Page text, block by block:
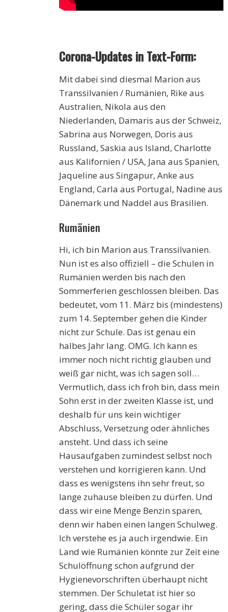
Corona-Updates in Text-Form:
Mit dabei sind diesmal Marion aus
Transsilvanien / Rumänien, Rike aus
Australien, Nikola aus den
Niederlanden, Damaris aus der Schweiz,
Sabrina aus Norwegen, Doris aus
Russland, Saskia aus Island, Charlotte
aus Kalifornien / USA, Jana aus Spanien,
Jaqueline aus Singapur, Anke aus
England, Carla aus Portugal, Nadine aus
Dänemark und Naddel aus Brasilien.
Rumänien
Hi, ich bin Marion aus Transsilvanien.
Nun ist es also offiziell – die Schulen in
Rumänien werden bis nach den
Sommerferien geschlossen bleiben. Das
bedeutet, vom 11. März bis (mindestens)
zum 14. September gehen die Kinder
nicht zur Schule. Das ist genau ein
halbes Jahr lang. OMG. Ich kann es
immer noch nicht richtig glauben und
weiß gar nicht, was ich sagen soll…
Vermutlich, dass ich froh bin, dass mein
Sohn erst in der zweiten Klasse ist, und
deshalb für uns kein wichtiger
Abschluss, Versetzung oder ähnliches
ansteht. Und dass ich seine
Hausaufgaben zumindest selbst noch
verstehen und korrigieren kann. Und
dass es wenigstens ihn sehr freut, so
lange zuhause bleiben zu dürfen. Und
dass wir eine Menge Benzin sparen,
denn wir haben einen langen Schulweg.
Ich verstehe es ja auch irgendwie. Ein
Land wie Rumänien könnte zur Zeit eine
Schulöffnung schon aufgrund der
Hygienevorschriften überhaupt nicht
stemmen. Der Schuletat ist hier so
gering, dass die Schüler sogar ihr